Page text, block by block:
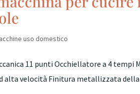
uso domestico
11 punti Occhiellatore a 4
alta velocità Finitura metallizzata della